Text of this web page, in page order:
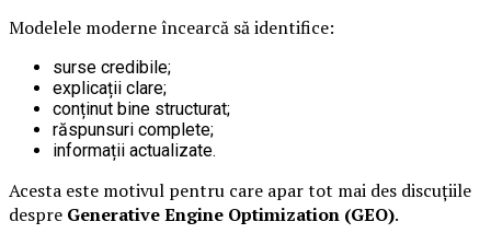
Modelele moderne încearcă să identifice:
surse credibile;
explicații clare;
conținut bine structurat;
răspunsuri complete;
informații actualizate.
Acesta este motivul pentru care apar tot mai des discuțiile
despre Generative Engine Optimization (GEO).